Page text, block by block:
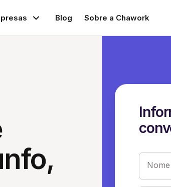
Blog Sobre a Chawork